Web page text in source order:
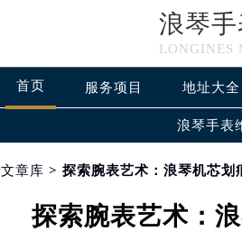
浪琴
LONGINES
首页 服务项目 地址大全
浪琴手表
文章库 > 探索腕表艺术：浪琴机芯划
探索腕表艺术：